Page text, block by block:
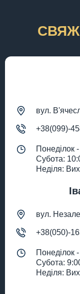
вул.
+38(099)-
Понеділок
Субота:
Неділя:
вул.
+38(050)-
Понеділок
Субота:
Неділя: